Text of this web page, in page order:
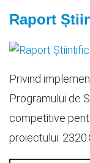
Raport
Privind
Programului de
competitive
proiectului: